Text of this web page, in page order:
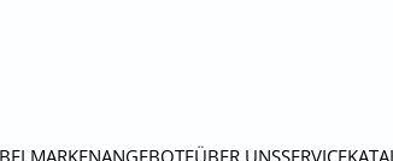
MARKENANGEBOTEÜBER UNSSERVICE